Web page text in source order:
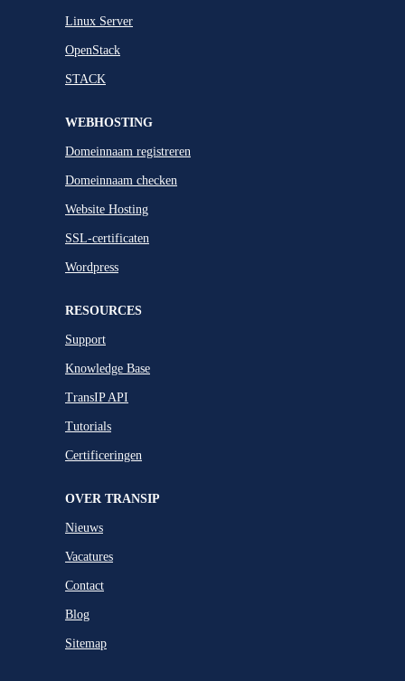
Linux Server
OpenStack
STACK
WEBHOSTING
Domeinnaam registreren
Domeinnaam checken
Website Hosting
SSL-certificaten
Wordpress
RESOURCES
Support
Knowledge Base
TransIP API
Tutorials
Certificeringen
OVER TRANSIP
Nieuws
Vacatures
Contact
Blog
Sitemap